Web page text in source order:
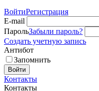
ВойтиРегистрация
E-mail
ПарольЗабыли пароль?
Создать учетную запись
Антибот
Запомнить
Войти
Контакты
Контакты